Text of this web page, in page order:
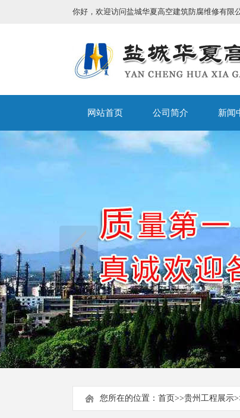
你好，欢迎访问盐城华夏高空建筑防腐维修有限
网站首页 公司简介 新闻
您所在的位置： 首页>>贵州工程展示